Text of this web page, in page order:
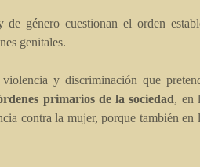
género cuestionan el orden
genitales.
y discriminación que
primarios de la sociedad, en
contra la mujer, porque también en